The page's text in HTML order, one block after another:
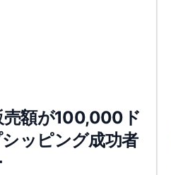
売額が100,000ド
ッピング成功者